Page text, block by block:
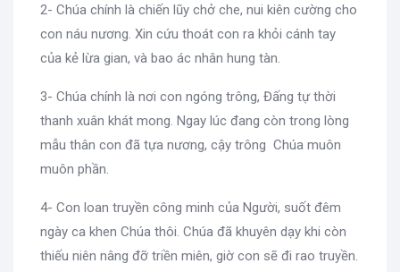
2- Chúa chính là chiến lũy chở che, nui kiên cường cho
con náu nương. Xin cứu thoát con ra khỏi cánh tay
của kẻ lừa gian, và bao ác nhân hung tàn.
3- Chúa chính là nơi con ngóng trông, Đấng tự thời
thanh xuân khát mong. Ngay lúc đang còn trong lòng
mẫu thân con đã tựa nương, cậy trông Chúa muôn
muôn phần.
4- Con loan truyền công minh của Người, suốt đêm
ngày ca khen Chúa thôi. Chúa đã khuyên dạy khi còn
thiếu niên nâng đỡ triền miên, giờ con sẽ đi rao truyền.